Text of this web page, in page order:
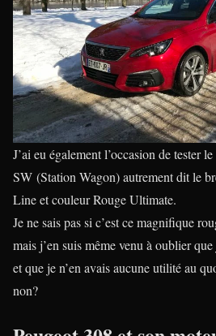
J’ai eu également l’occasion de tester
SW (Station Wagon) autrement dit le
Line et couleur Rouge Ultimate.
Je ne sais pas si c’est ce magnifique
mais j’en suis même venu à oublier
et que je n’en avais aucune utilité au
non?